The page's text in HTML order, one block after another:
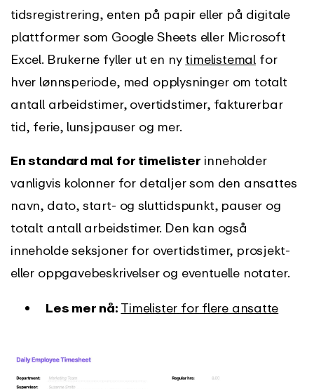
tidsregistrering, enten på papir eller på digitale
plattformer som Google Sheets eller Microsoft
Excel. Brukerne fyller ut en ny timelistemal for
hver lønnsperiode, med opplysninger om totalt
antall arbeidstimer, overtidstimer, fakturerbar
tid, ferie, lunsjpauser og mer.
En standard mal for timelister inneholder
vanligvis kolonner for detaljer som den ansattes
navn, dato, start- og sluttidspunkt, pauser og
totalt antall arbeidstimer. Den kan også
inneholde seksjoner for overtidstimer, prosjekt-
eller oppgavebeskrivelser og eventuelle notater.
Les mer nå: Timelister for flere ansatte